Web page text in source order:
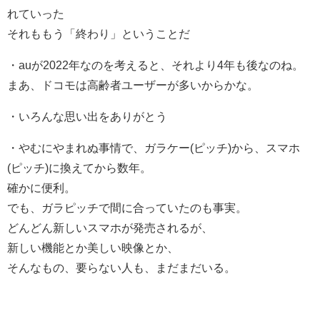
れていった
それももう「終わり」ということだ
・auが2022年なのを考えると、それより4年も後なのね。
まあ、ドコモは高齢者ユーザーが多いからかな。
・いろんな思い出をありがとう
・やむにやまれぬ事情で、ガラケー(ピッチ)から、スマホ
(ピッチ)に換えてから数年。
確かに便利。
でも、ガラピッチで間に合っていたのも事実。
どんどん新しいスマホが発売されるが、
新しい機能とか美しい映像とか、
そんなもの、要らない人も、まだまだいる。